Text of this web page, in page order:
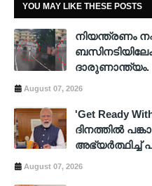
YOU MAY LIKE THESE POSTS
നിയന്ത്രണം
ദാരുണാന്ത്യം.
August 07, 2026
'Get Ready
ദിനത്തിൽ
അഭ്യർത്ഥിച്ച്
August 07, 2026